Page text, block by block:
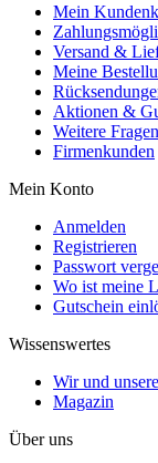
Mein
Versand &
Meine
Aktionen &
Weitere
Firmenkunden
Mein Konto
Anmelden
Registrieren
Passwort
Wo ist meine
Gutschein
Wissenswertes
Wir und
Magazin
Über uns